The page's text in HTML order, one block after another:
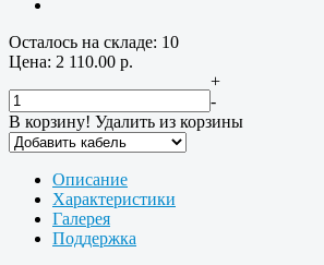
Осталось на складе: 10
Цена: 2 110.00 р.
+
-
В корзину! Удалить из корзины
Описание
Характеристики
Галерея
Поддержка